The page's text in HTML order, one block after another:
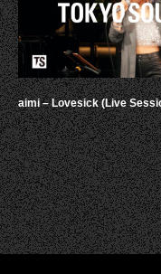
aimi – Lovesick (Live